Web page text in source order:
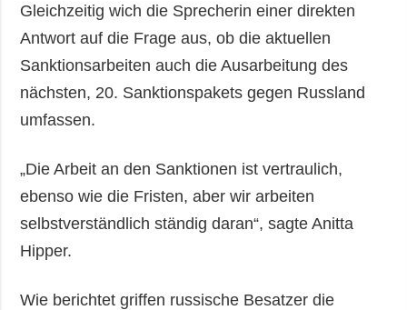
Gleichzeitig wich die Sprecherin einer direkten
Antwort auf die Frage aus, ob die aktuellen
Sanktionsarbeiten auch die Ausarbeitung des
nächsten, 20. Sanktionspakets gegen Russland
umfassen.
„Die Arbeit an den Sanktionen ist vertraulich,
ebenso wie die Fristen, aber wir arbeiten
selbstverständlich ständig daran“, sagte Anitta
Hipper.
Wie berichtet griffen russische Besatzer die